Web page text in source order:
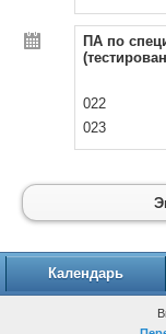
ПА по
022
023
Календарь